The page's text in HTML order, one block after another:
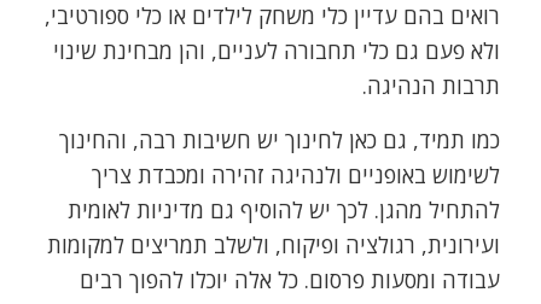
רואים בהם עדיין כלי משחק לילדים או כלי ספורטיבי,
ולא פעם גם כלי תחבורה לעניים, והן מבחינת שינוי
תרבות הנהיגה.
כמו תמיד, גם כאן לחינוך יש חשיבות רבה, והחינוך
לשימוש באופניים ולנהיגה זהירה ומכבדת צריך
להתחיל מהגן. לכך יש להוסיף גם מדיניות לאומית
ועירונית, רגולציה ופיקוח, ולשלב תמריצים למקומות
עבודה ומסעות פרסום. כל אלה יוכלו להפוך רבים